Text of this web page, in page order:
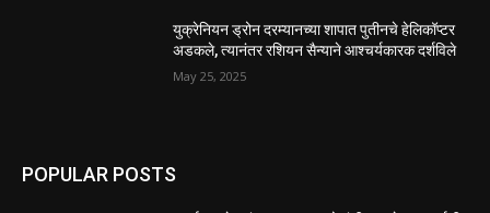
युक्रेनियन ड्रोन दरम्यानच्या शापात पुतीनचे हेलिकॉप्टर
अडकले, त्यानंतर रशियन सैन्याने आश्चर्यकारक दर्शविले
May 25, 2025
POPULAR POSTS